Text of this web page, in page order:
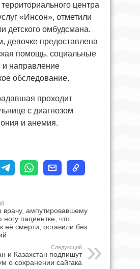
центра
«Инсон», отметили
детского омбудсмана.
девочке предоставлена
помощь, социальные
и направление
обследование.
проходит
с диагнозом
и анемия.
врачу, ампутировавшему
ногу пациентке, что
её смерти, оставили без
Следующий
и Казахстан подпишут
о сохранении сайгака